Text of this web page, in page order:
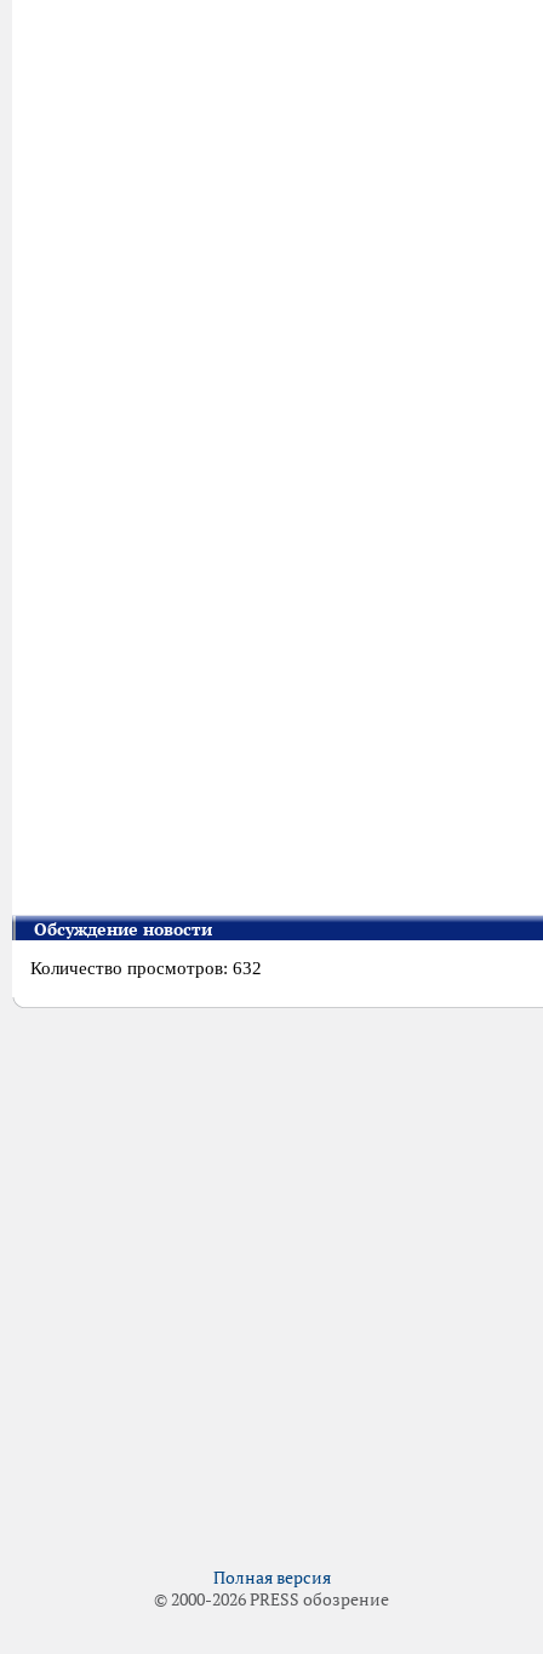
Обсуждение новости
Количество просмотров: 632
Полная версия
© 2000-2026 PRESS обозрение